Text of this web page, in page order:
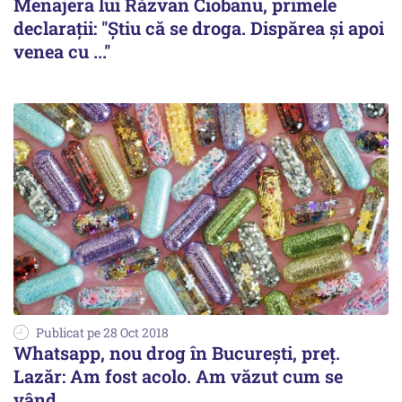
Menajera lui Răzvan Ciobanu, primele
declarații: ''Știu că se droga. Dispărea și apoi
venea cu ...''
Publicat pe 28 Oct 2018
Whatsapp, nou drog în București, preț.
Lazăr: Am fost acolo. Am văzut cum se